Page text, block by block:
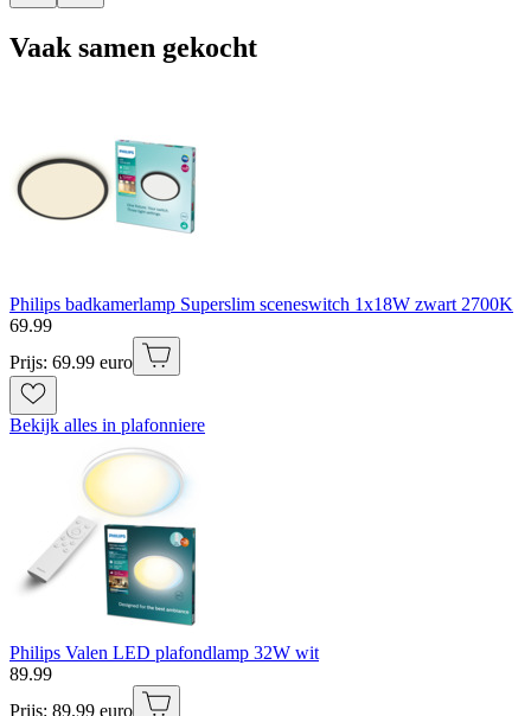
Vaak samen gekocht
Philips badkamerlamp Superslim sceneswitch 1x18W zwart 2700K
69.99
Prijs: 69.99 euro
Bekijk alles in plafonniere
Philips Valen LED plafondlamp 32W wit
89.99
Prijs: 89.99 euro